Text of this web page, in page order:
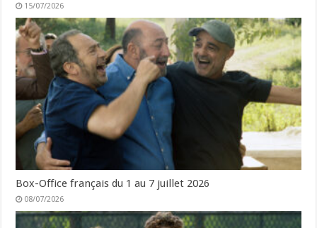
15/07/2026
Box-Office français du 1 au 7 juillet 2026
08/07/2026